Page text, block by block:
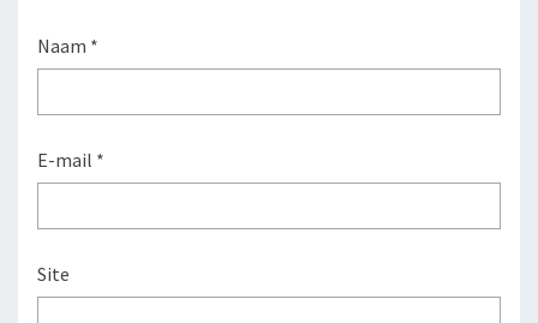
Naam *
E-mail *
Site